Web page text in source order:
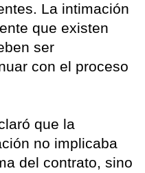
La intimación
que existen
ser
con el proceso
que la
no implicaba
del contrato, sino